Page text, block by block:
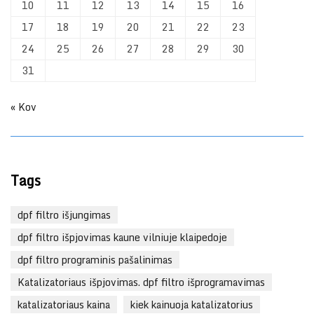
10
11 12 13 14 15
16
17
18 19 20 21 22
23
24
25 26 27 28 29
30
31
« Kov
Tags
dpf filtro išjungimas
dpf filtro išpjovimas kaune vilniuje klaipedoje
dpf filtro programinis pašalinimas
Katalizatoriaus išpjovimas. dpf filtro išprogramavimas
katalizatoriaus kaina
kiek kainuoja katalizatorius